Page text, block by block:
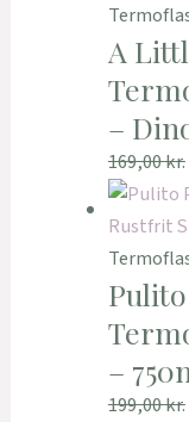
A
–
169,00kr.
–
199,00kr.